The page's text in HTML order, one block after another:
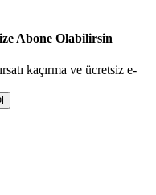
Abone Olabilirsin
kaçırma ve ücretsiz e-